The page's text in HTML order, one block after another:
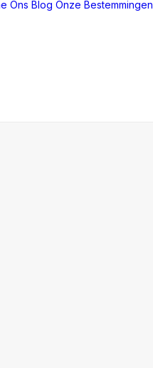
Ons Blog Onze Bestemmingen